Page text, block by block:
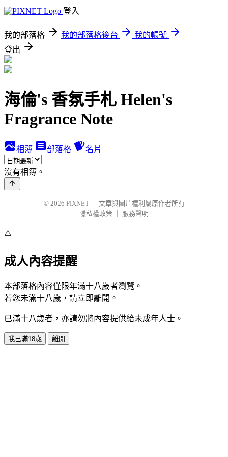
登入
我的部落格 我的部落格後台
我的帳號
登出
海倫's 香氛手札 Helen's
Fragrance Note
相簿 部落格 名片
沒有相簿。
© 2026 PIXNET
文章與圖片權利屬原作者所有
隱私權政策
服務聲明
⚠️
成人內容提醒
本部落格內容僅限年滿十八歲者瀏覽。
若您未滿十八歲，請立即離開。
已滿十八歲者，亦請勿將內容提供給未成年人士。
我已滿18歲 離開